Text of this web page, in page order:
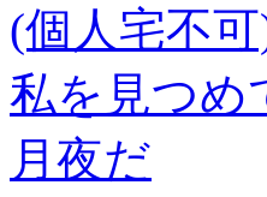
(個人宅不
私を見つめ
月夜だ